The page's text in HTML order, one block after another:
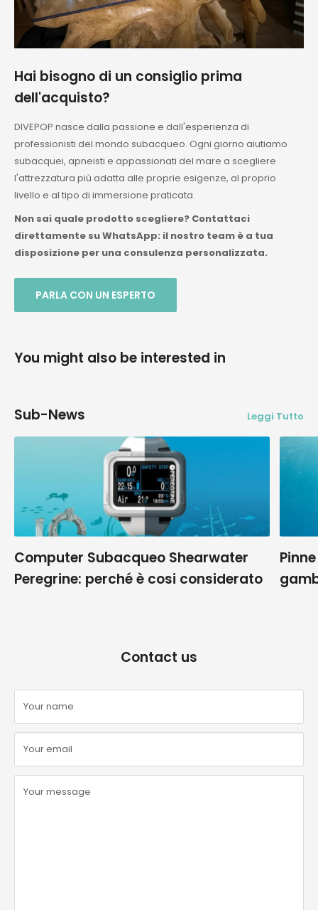
Hai bisogno di un consiglio prima
dell'acquisto?
DIVEPOP nasce dalla passione e dall'esperienza di
professionisti del mondo subacqueo. Ogni giorno aiutiamo
subacquei, apneisti e appassionati del mare a scegliere
l'attrezzatura più adatta alle proprie esigenze, al proprio
livello e al tipo di immersione praticata.
Non sai quale prodotto scegliere? Contattaci
direttamente su WhatsApp: il nostro team è a tua
disposizione per una consulenza personalizzata.
PARLA CON UN ESPERTO
You might also be interested in
Sub-News Leggi Tutto
Computer Subacqueo Shearwater
Peregrine: perché è cosi considerato
Contact us
Your name
Your email
Your message